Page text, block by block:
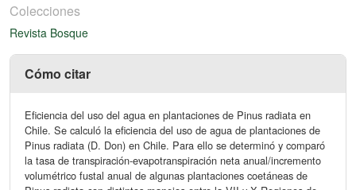
Colecciones
Revista Bosque
Cómo citar
Eficiencia del uso del agua en plantaciones de Pinus radiata en
Chile. Se calculó la eficiencia del uso de agua de plantaciones de
Pinus radiata (D. Don) en Chile. Para ello se determinó y comparó
la tasa de transpiración-evapotranspiración neta anual/incremento
volumétrico fustal anual de algunas plantaciones coetáneas de